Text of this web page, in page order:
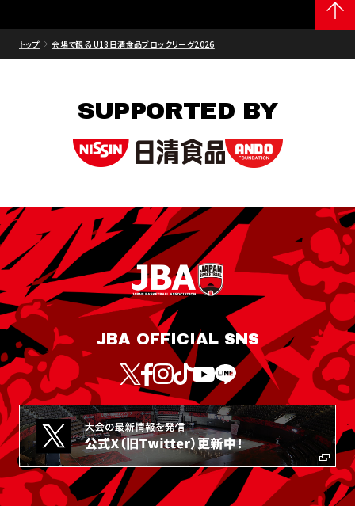
トップ 会場で観る U18日清食品ブロックリーグ2026
SUPPORTED BY
JBA OFFICIAL SNS